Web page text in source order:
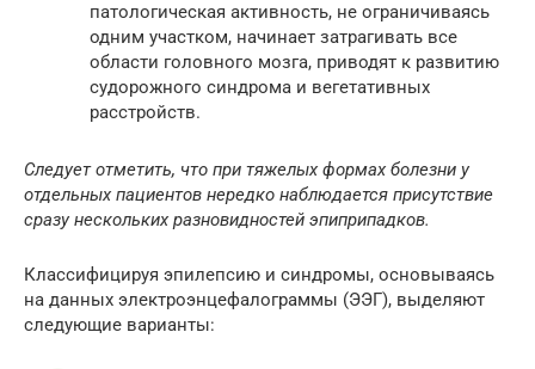
патологическая активность, не ограничиваясь
одним участком, начинает затрагивать все
области головного мозга, приводят к развитию
судорожного синдрома и вегетативных
расстройств.
Следует отметить, что при тяжелых формах болезни у
отдельных пациентов нередко наблюдается присутствие
сразу нескольких разновидностей эпиприпадков.
Классифицируя эпилепсию и синдромы, основываясь
на данных электроэнцефалограммы (ЭЭГ), выделяют
следующие варианты: